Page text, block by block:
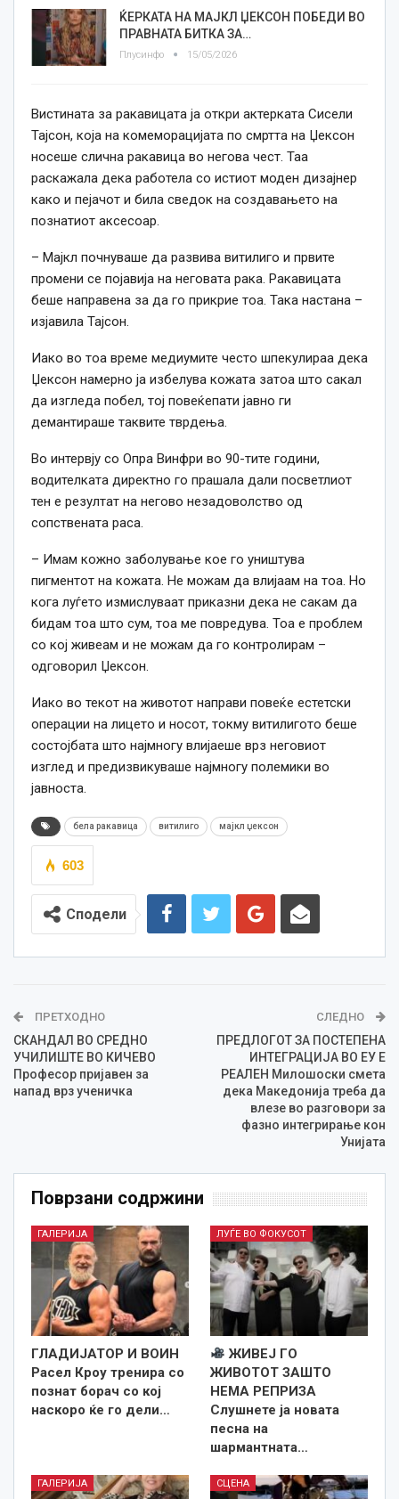
ЌЕРКАТА НА МАЈКЛ ЏЕКСОН ПОБЕДИ ВО
ПРАВНАТА БИТКА ЗА…
Плусинфо 15/05/2026
Вистината за ракавицата ја откри актерката Сисели
Тајсон, која на комеморацијата по смртта на Џексон
носеше слична ракавица во негова чест. Таа
раскажала дека работела со истиот моден дизајнер
како и пејачот и била сведок на создавањето на
познатиот аксесоар.
– Мајкл почнуваше да развива витилиго и првите
промени се појавија на неговата рака. Ракавицата
беше направена за да го прикрие тоа. Така настана –
изјавила Тајсон.
Иако во тоа време медиумите често шпекулираа дека
Џексон намерно ја избелува кожата затоа што сакал
да изгледа побел, тој повеќепати јавно ги
демантираше таквите тврдења.
Во интервју со Опра Винфри во 90-тите години,
водителката директно го прашала дали посветлиот
тен е резултат на негово незадоволство од
сопствената раса.
– Имам кожно заболување кое го уништува
пигментот на кожата. Не можам да влијаам на тоа. Но
кога луѓето измислуваат приказни дека не сакам да
бидам тоа што сум, тоа ме повредува. Тоа е проблем
со кој живеам и не можам да го контролирам –
одговорил Џексон.
Иако во текот на животот направи повеќе естетски
операции на лицето и носот, токму витилигото беше
состојбата што најмногу влијаеше врз неговиот
изглед и предизвикуваше најмногу полемики во
јавноста.
бела ракавица витилиго мајкл џексон
603
Сподели
ПРЕТХОДНО
СКАНДАЛ ВО СРЕДНО
УЧИЛИШТЕ ВО КИЧЕВО
Професор пријавен за
напад врз ученичка
СЛЕДНО
ПРЕДЛОГОТ ЗА ПОСТЕПЕНА
ИНТЕГРАЦИЈА ВО ЕУ Е
РЕАЛЕН Милошоски смета
дека Македонија треба да
влезе во разговори за
фазно интегрирање кон
Унијата
Поврзани содржини
ГАЛЕРИЈА
ГЛАДИЈАТОР И ВОИН
Расел Кроу тренира со
познат борач со кој
наскоро ќе го дели…
ЛУЃЕ ВО ФОКУСОТ
ЖИВЕЈ ГО
ЖИВОТОТ ЗАШТО
НЕМА РЕПРИЗА
Слушнете ја новата
песна на
шармантната…
ГАЛЕРИЈА СЦЕНА